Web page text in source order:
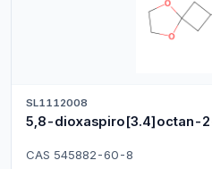
SL1112008
5,8-dioxaspiro[3.4]octan-
CAS 545882-60-8